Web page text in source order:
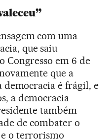
com uma
que saiu
Congresso em 6 de
que a
democracia é frágil, e
a democracia
também
de combater o
e o terrorismo